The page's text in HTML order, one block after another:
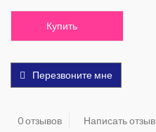
Купить
Перезвоните мне
0 отзывов Написать отзыв